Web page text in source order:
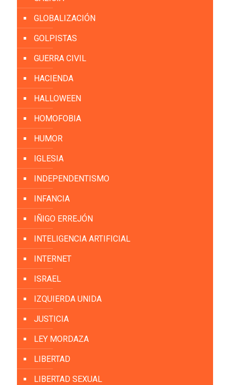
GLOBALIZACIÓN
GOLPISTAS
GUERRA CIVIL
HACIENDA
HALLOWEEN
HOMOFOBIA
HUMOR
IGLESIA
INDEPENDENTISMO
INFANCIA
IÑIGO ERREJÓN
INTELIGENCIA ARTIFICIAL
INTERNET
ISRAEL
IZQUIERDA UNIDA
JUSTICIA
LEY MORDAZA
LIBERTAD
LIBERTAD SEXUAL